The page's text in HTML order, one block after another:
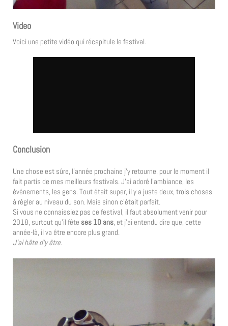
Video
Voici une petite vidéo qui récapitule le festival.
Conclusion
Une chose est sûre, l’année prochaine j’y retourne, pour le moment il
fait partis de mes meilleurs festivals. J’ai adoré l’ambiance, les
événements, les gens. Tout était super, il y a juste deux, trois choses
à régler au niveau du son. Mais sinon c’était parfait.
Si vous ne connaissiez pas ce festival, il faut absolument venir pour
2018, surtout qu’il fête ses 10 ans, et j’ai entendu dire que, cette
année-là, il va être encore plus grand.
J’ai hâte d’y être.